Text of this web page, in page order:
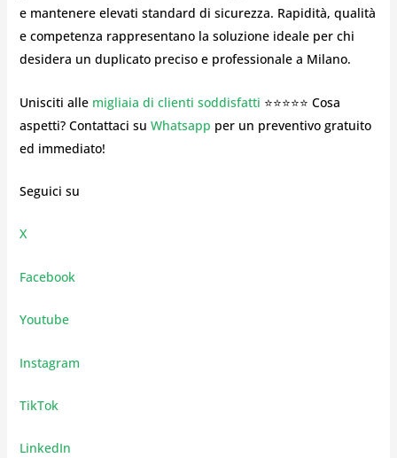
e mantenere elevati standard di sicurezza. Rapidità, qualità
e competenza rappresentano la soluzione ideale per chi
desidera un duplicato preciso e professionale a Milano.
Unisciti alle migliaia di clienti soddisfatti ⭐⭐⭐⭐⭐ Cosa
aspetti? Contattaci su Whatsapp per un preventivo gratuito
ed immediato!
Seguici su
X
Facebook
Youtube
Instagram
TikTok
LinkedIn